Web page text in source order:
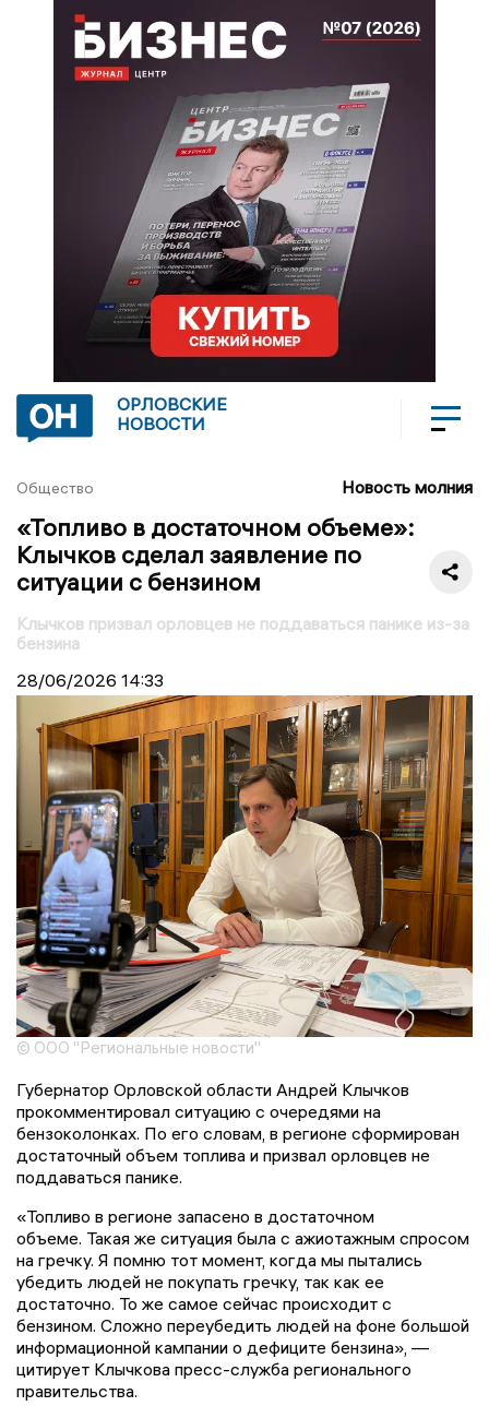
ОРЛОВСКИЕ
НОВОСТИ
Общество Новость молния
«Топливо в достаточном объеме»:
Клычков сделал заявление по
ситуации с бензином
Клычков призвал орловцев не поддаваться панике из-за
бензина
28/06/2026 14:33
© ООО "Региональные новости"
Губернатор Орловской области Андрей Клычков
прокомментировал ситуацию с очередями на
бензоколонках. По его словам, в регионе сформирован
достаточный объем топлива и призвал орловцев не
поддаваться панике.
«Топливо в регионе запасено в достаточном
объеме. Такая же ситуация была с ажиотажным спросом
на гречку. Я помню тот момент, когда мы пытались
убедить людей не покупать гречку, так как ее
достаточно. То же самое сейчас происходит с
бензином. Сложно переубедить людей на фоне большой
информационной кампании о дефиците бензина», —
цитирует Клычкова пресс-служба регионального
правительства.